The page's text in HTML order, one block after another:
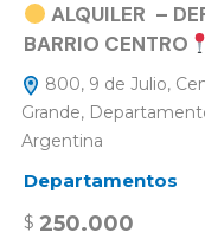
ALQUILER –
BARRIO CENTRO
800, 9 de Julio,
Grande,
Argentina
Departamentos
$ 250.000